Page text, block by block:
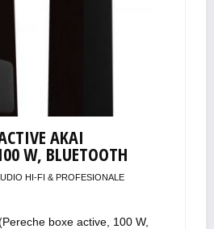
AKAI
W, BLUETOOTH
HI-FI & PROFESIONALE
boxe active, 100 W,